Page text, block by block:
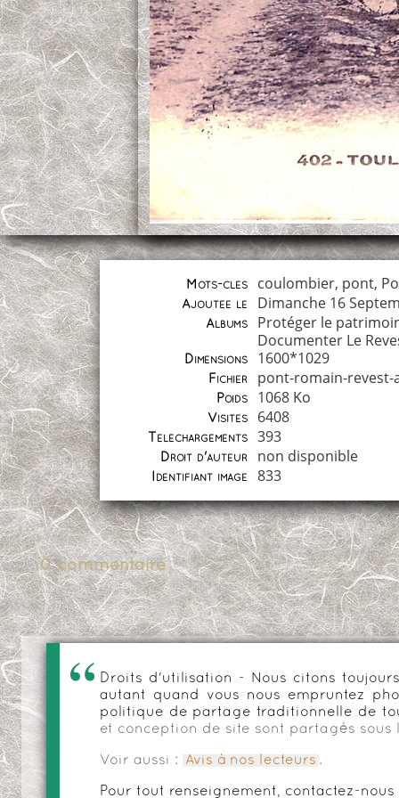
Mots-clés coulombier, pont,
Ajoutée le Dimanche 16
Albums
Protéger le
Documenter Le
Dimensions 1600*1029
Fichier pont-romain-
Poids 1068 Ko
Visites 6408
Téléchargements 393
Droit d'auteur non disponible
Identifiant image 833
0 commentaire
Droits d'utilisation - Nous citons
autant quand vous nous empruntez
politique de partage traditionnelle de
et conception de site sont partagés sous
Voir aussi : Avis à nos lecteurs .
Pour tout renseignement, contactez-nous